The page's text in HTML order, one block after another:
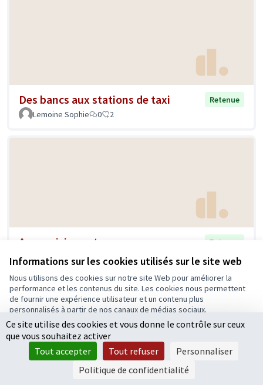
Informations sur les cookies utilisés sur le site web
Nous utilisons des cookies sur notre site Web pour améliorer la
performance et les contenus du site. Les cookies nous permettent
de fournir une expérience utilisateur et un contenu plus
personnalisés à partir de nos canaux de médias sociaux.
Tout accepter
Accepter seulement les cookies essentiels
Paramètres
Des bancs aux stations de taxi
Retenue
Lemoine Sophie
0 2
Angers ici avant
Retenue
Patrick 38
3
Ce site utilise des cookies et vous donne le contrôle sur ceux
que vous souhaitez activer
Tout accepter
Tout refuser
Personnaliser
Politique de confidentialité